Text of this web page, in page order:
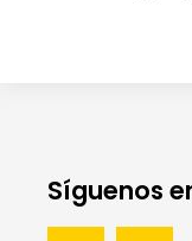
Síguenos